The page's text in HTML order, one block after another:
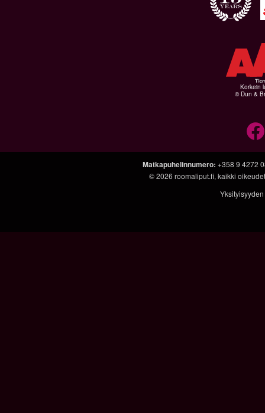
Korkein
© Dun &
Matkapuhelinnumero: +358 9 4272
© 2026 roomaliput.fi, kaikki